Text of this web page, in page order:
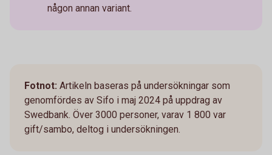
någon annan variant.
Fotnot: Artikeln baseras på undersökningar som
genomfördes av Sifo i maj 2024 på uppdrag av
Swedbank. Över 3000 personer, varav 1 800 var
gift/sambo, deltog i undersökningen.